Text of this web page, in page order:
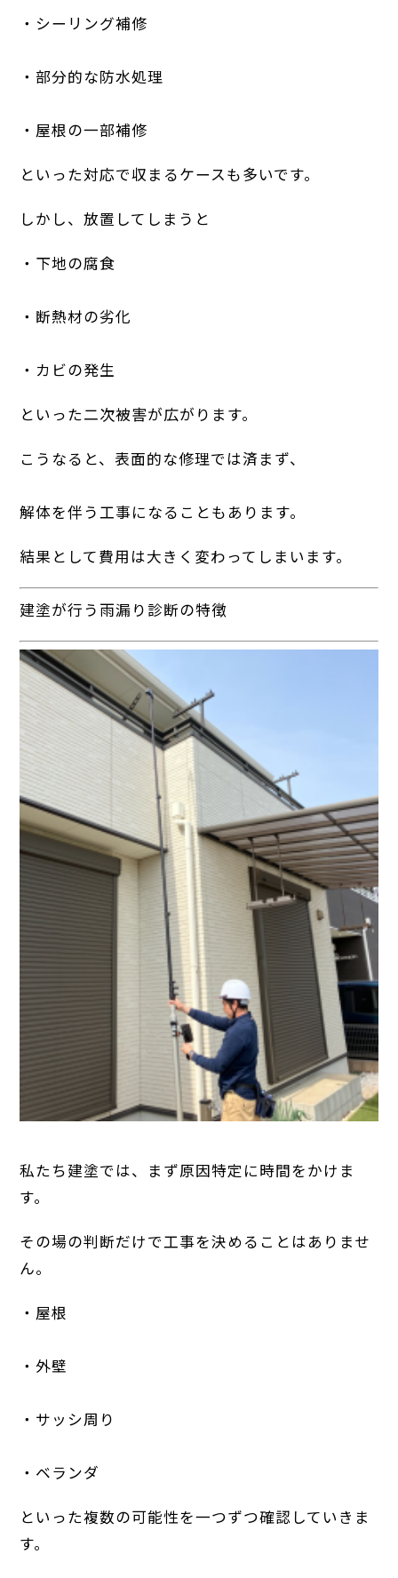
・シーリング補修
・部分的な防水処理
・屋根の一部補修
といった対応で収まるケースも多いです。
しかし、放置してしまうと
・下地の腐食
・断熱材の劣化
・カビの発生
といった二次被害が広がります。
こうなると、表面的な修理では済まず、
解体を伴う工事になることもあります。
結果として費用は大きく変わってしまいます。
建塗が行う雨漏り診断の特徴
私たち建塗では、まず原因特定に時間をかけま
す。
その場の判断だけで工事を決めることはありませ
ん。
・屋根
・外壁
・サッシ周り
・ベランダ
といった複数の可能性を一つずつ確認していきま
す。